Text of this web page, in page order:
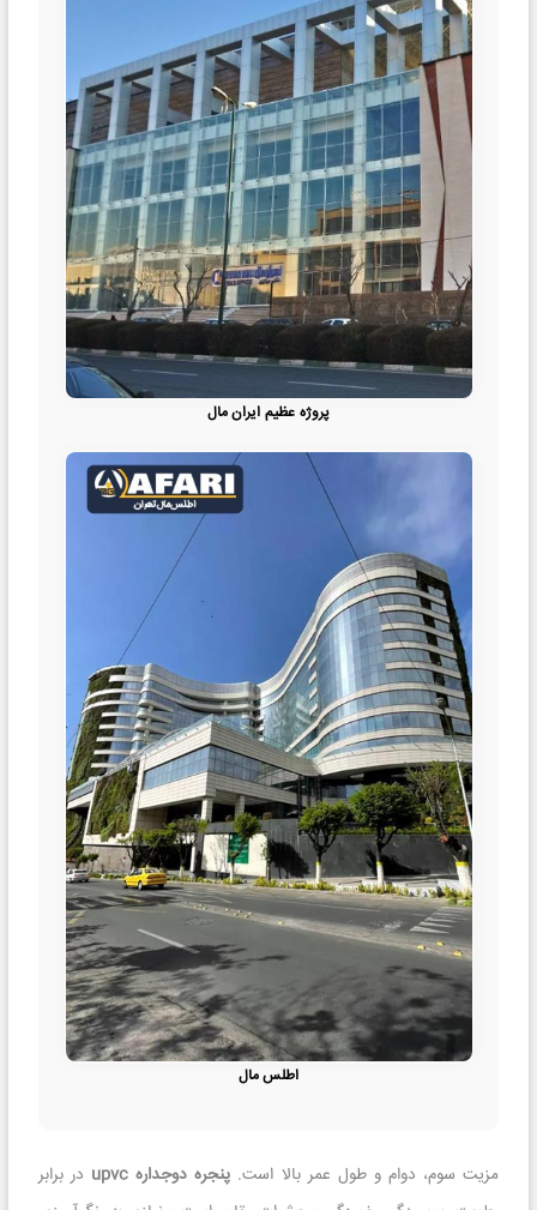
پروژه عظیم ایران مال
اطلس مال
مزیت سوم، دوام و طول عمر بالا است. پنجره دوجداره upvc
در برابر